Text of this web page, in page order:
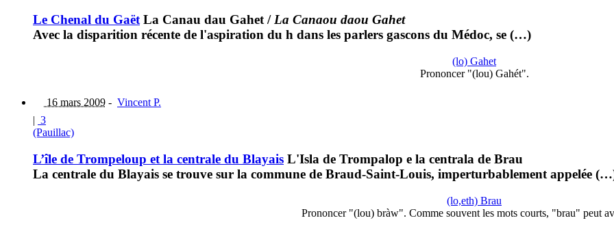
Le Chenal du GaëtLa Canau dau Gahet/La Canaou daou Gahet
Avec la disparition récente de l'aspiration du h dans les parlers gascons du Médoc, se (…)
(lo) Gahet
Prononcer "(lou) Gahét".
16 mars 2009 - Vincent P.
| 3
(Pauillac)
L’île de Trompeloup et la centrale du Blayais L'Isla de Trompalop e la centrala de Brau
La centrale du Blayais se trouve sur la commune de Braud-Saint-Louis, imperturbablement appelée
(lo,eth) Brau
Prononcer "(lou) bràw". Comme souvent les mots courts, "brau" peut